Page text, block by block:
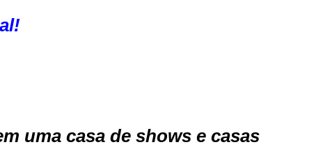
uma casa de shows e casas